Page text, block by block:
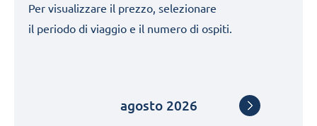
Per visualizzare il prezzo, selezionare
il periodo di viaggio e il numero di ospiti.
agosto 2026